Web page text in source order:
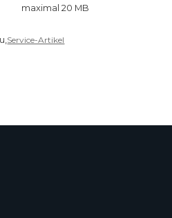
maximal 20 MB
Service-Artikel